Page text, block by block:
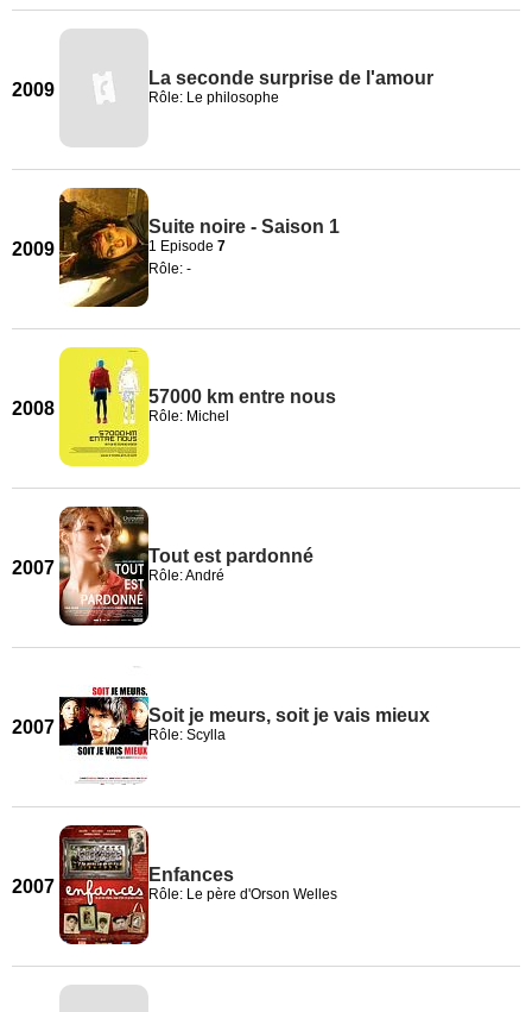
2009
La seconde surprise de l'amour
Rôle: Le philosophe
2009
Suite noire - Saison 1
1 Episode 7
Rôle: -
2008
57000 km entre nous
Rôle: Michel
2007
Tout est pardonné
Rôle: André
2007
Soit je meurs, soit je vais mieux
Rôle: Scylla
2007
Enfances
Rôle: Le père d'Orson Welles